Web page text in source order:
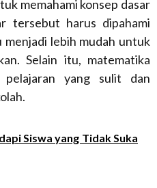
memahami konsep dasar
tersebut harus dipahami
menjadi lebih mudah untuk
Selain itu, matematika
yang sulit dan
Siswa yang Tidak Suka